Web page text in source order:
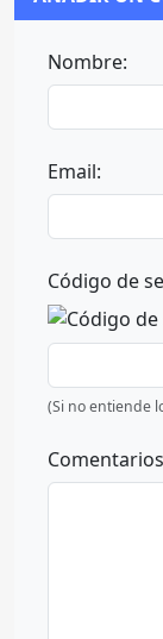
Nombre:
Email:
Código de
(Si no entiende